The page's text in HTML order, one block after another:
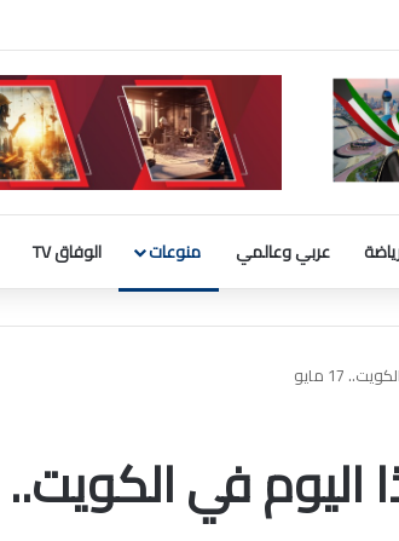
والودائع بالعملة الأجنبية 9 مليارات دينار
عربي وعالمي منوعات الوفاق TV
17 مايو